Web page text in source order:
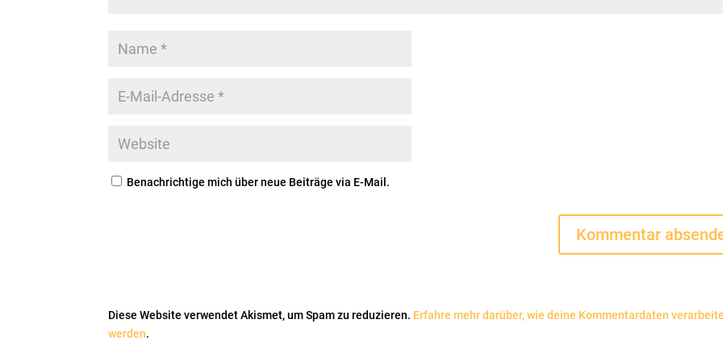
Benachrichtige mich über neue Beiträge via E-Mail.
Diese Website verwendet Akismet, um Spam zu reduzieren. Erfahre mehr darüber, wie deine Kommentardaten
werden.